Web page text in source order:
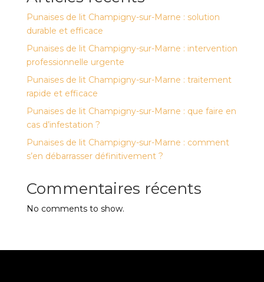
Punaises de lit Champigny-sur-Marne : solution
durable et efficace
Punaises de lit Champigny-sur-Marne : intervention
professionnelle urgente
Punaises de lit Champigny-sur-Marne : traitement
rapide et efficace
Punaises de lit Champigny-sur-Marne : que faire en
cas d’infestation ?
Punaises de lit Champigny-sur-Marne : comment
s’en débarrasser définitivement ?
Commentaires récents
No comments to show.